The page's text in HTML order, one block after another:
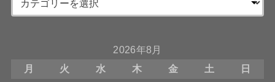
2026年8月
月
火 水 木 金 土
日